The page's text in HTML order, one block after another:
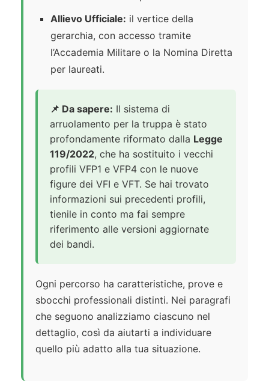
Allievo Ufficiale: il vertice della
gerarchia, con accesso tramite
l’Accademia Militare o la Nomina Diretta
per laureati.
📌 Da sapere: Il sistema di
arruolamento per la truppa è stato
profondamente riformato dalla Legge
119/2022, che ha sostituito i vecchi
profili VFP1 e VFP4 con le nuove
figure dei VFI e VFT. Se hai trovato
informazioni sui precedenti profili,
tienile in conto ma fai sempre
riferimento alle versioni aggiornate
dei bandi.
Ogni percorso ha caratteristiche, prove e
sbocchi professionali distinti. Nei paragrafi
che seguono analizziamo ciascuno nel
dettaglio, così da aiutarti a individuare
quello più adatto alla tua situazione.